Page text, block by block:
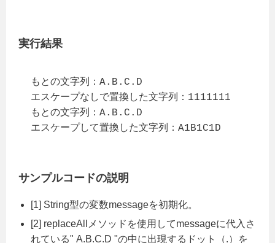
実行結果
もとの文字列：A.B.C.D
エスケープなしで置換した文字列：1111111
もとの文字列：A.B.C.D
エスケープして置換した文字列：A1B1C1D
サンプルコードの説明
[1] String型の変数messageを初期化。
[2] replaceAllメソッドを使用してmessageに代入さ
れている" A.B.C.D "の中に出現するドット（.）を